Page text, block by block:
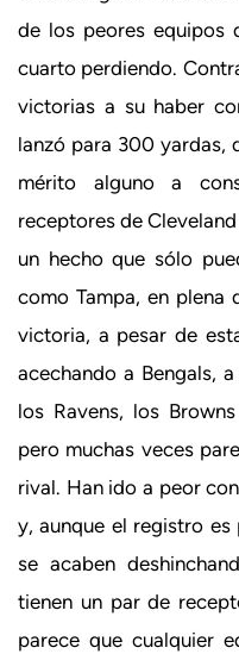
de los peores equipos
cuarto perdiendo.
victorias a su haber
lanzó para 300 yardas,
mérito alguno a
receptores de
un hecho que sólo
como Tampa, en plena
victoria, a pesar de
acechando a Bengals,
los Ravens, los
pero muchas veces
rival. Han ido a peor
y, aunque el registro
se acaben
tienen un par de
parece que cualquier